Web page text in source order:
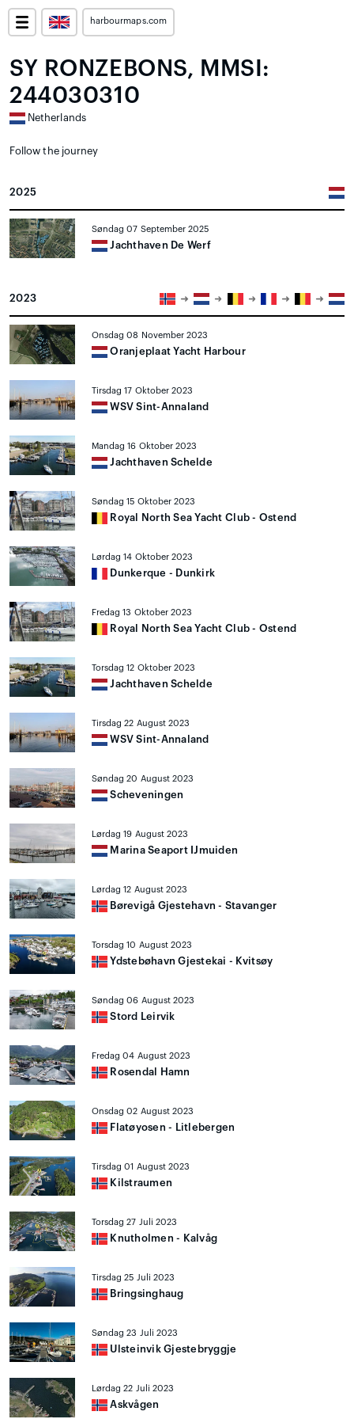
harbourmaps.com
SY RONZEBONS, MMSI:
244030310
Netherlands
Follow the journey
2025
Søndag 07 September 2025
Jachthaven De Werf
2023
Onsdag 08 November 2023
Oranjeplaat Yacht Harbour
Tirsdag 17 Oktober 2023
WSV Sint-Annaland
Mandag 16 Oktober 2023
Jachthaven Schelde
Søndag 15 Oktober 2023
Royal North Sea Yacht Club - Ostend
Lørdag 14 Oktober 2023
Dunkerque - Dunkirk
Fredag 13 Oktober 2023
Royal North Sea Yacht Club - Ostend
Torsdag 12 Oktober 2023
Jachthaven Schelde
Tirsdag 22 August 2023
WSV Sint-Annaland
Søndag 20 August 2023
Scheveningen
Lørdag 19 August 2023
Marina Seaport IJmuiden
Lørdag 12 August 2023
Børevigå Gjestehavn - Stavanger
Torsdag 10 August 2023
Ydstebøhavn Gjestekai - Kvitsøy
Søndag 06 August 2023
Stord Leirvik
Fredag 04 August 2023
Rosendal Hamn
Onsdag 02 August 2023
Flatøyosen - Litlebergen
Tirsdag 01 August 2023
Kilstraumen
Torsdag 27 Juli 2023
Knutholmen - Kalvåg
Tirsdag 25 Juli 2023
Bringsinghaug
Søndag 23 Juli 2023
Ulsteinvik Gjestebryggje
Lørdag 22 Juli 2023
Askvågen